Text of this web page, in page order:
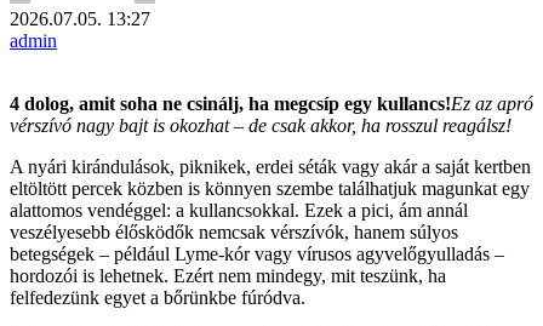
2026.07.05. 13:27
admin
4 dolog, amit soha ne csinálj, ha megcsíp egy kullancs!Ez az apró
vérszívó nagy bajt is okozhat – de csak akkor, ha rosszul reagálsz!
A nyári kirándulások, piknikek, erdei séták vagy akár a saját kertben
eltöltött percek közben is könnyen szembe találhatjuk magunkat egy
alattomos vendéggel: a kullancsokkal. Ezek a pici, ám annál
veszélyesebb élősködők nemcsak vérszívók, hanem súlyos
betegségek – például Lyme-kór vagy vírusos agyvelőgyulladás –
hordozói is lehetnek. Ezért nem mindegy, mit teszünk, ha
felfedezünk egyet a bőrünkbe fúródva.